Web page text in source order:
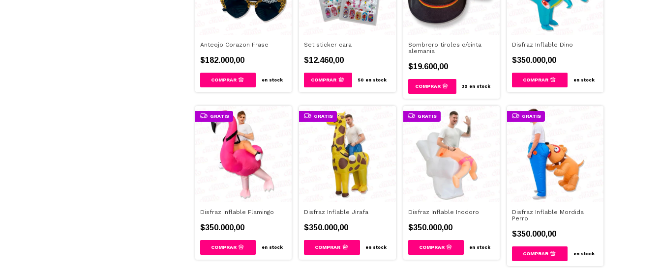
Anteojo Corazon Frase
$182.000,00
en stock
Set sticker cara
$12.460,00
50 en stock
Sombrero tiroles c/cinta
alemania
$19.600,00
39 en stock
Disfraz Inflable Dino
$350.000,00
en stock
GRATIS
Disfraz Inflable Flamingo
$350.000,00
en stock
GRATIS
Disfraz Inflable Jirafa
$350.000,00
en stock
GRATIS
Disfraz Inflable Inodoro
$350.000,00
en stock
GRATIS
Disfraz Inflable Mordida
Perro
$350.000,00
en stock